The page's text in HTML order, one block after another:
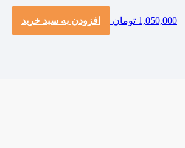
1,050,000 تومان افزودن به سبد خرید